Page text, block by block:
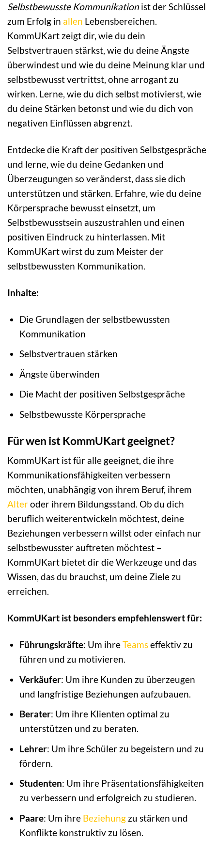
Selbstbewusste Kommunikationist der Schlüssel
zum Erfolg in allen Lebensbereichen.
KommUKart zeigt dir, wie du dein
Selbstvertrauen stärkst, wie du deine Ängste
überwindest und wie du deine Meinung klar und
selbstbewusst vertrittst, ohne arrogant zu
wirken. Lerne, wie du dich selbst motivierst, wie
du deine Stärken betonst und wie du dich von
negativen Einflüssen abgrenzt.
Entdecke die Kraft der positiven Selbstgespräche
und lerne, wie du deine Gedanken und
Überzeugungen so veränderst, dass sie dich
unterstützen und stärken. Erfahre, wie du deine
Körpersprache bewusst einsetzt, um
Selbstbewusstsein auszustrahlen und einen
positiven Eindruck zu hinterlassen. Mit
KommUKart wirst du zum Meister der
selbstbewussten Kommunikation.
Inhalte:
Die Grundlagen der selbstbewussten
Kommunikation
Selbstvertrauen stärken
Ängste überwinden
Die Macht der positiven Selbstgespräche
Selbstbewusste Körpersprache
Für wen ist KommUKart geeignet?
KommUKart ist für alle geeignet, die ihre
Kommunikationsfähigkeiten verbessern
möchten, unabhängig von ihrem Beruf, ihrem
Alteroder ihrem Bildungsstand. Ob du dich
beruflich weiterentwickeln möchtest, deine
Beziehungen verbessern willst oder einfach nur
selbstbewusster auftreten möchtest –
KommUKart bietet dir die Werkzeuge und das
Wissen, das du brauchst, um deine Ziele zu
erreichen.
KommUKart ist besonders empfehlenswert für:
Führungskräfte: Um ihreTeamseffektiv zu
führen und zu motivieren.
Verkäufer: Um ihre Kunden zu überzeugen
und langfristige Beziehungen aufzubauen.
Berater: Um ihre Klienten optimal zu
unterstützen und zu beraten.
Lehrer: Um ihre Schüler zu begeistern und zu
fördern.
Studenten: Um ihre Präsentationsfähigkeiten
zu verbessern und erfolgreich zu studieren.
Paare: Um ihre Beziehungzu stärken und
Konflikte konstruktiv zu lösen.